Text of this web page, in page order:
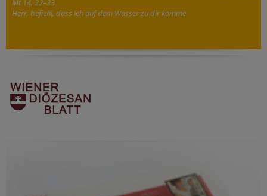
Herr, befiehl, dass ich auf dem Wasser zu dir komme